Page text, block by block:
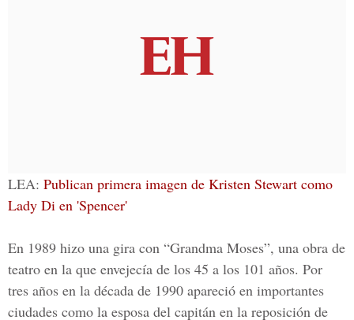
LEA: Publican primera imagen de Kristen Stewart como
Lady Di en 'Spencer'
En 1989 hizo una gira con “Grandma Moses”, una obra de
teatro en la que envejecía de los 45 a los 101 años. Por
tres años en la década de 1990 apareció en importantes
ciudades como la esposa del capitán en la reposición de